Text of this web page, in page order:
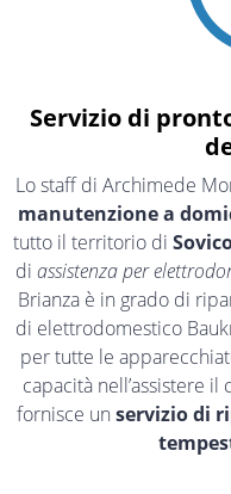
Servizio di
Lo staff di Archimede
manutenzione a
tutto il territorio di
di assistenza per
Brianza è in grado di
di elettrodomestico
per tutte le
capacità nell’assistere
fornisce un servizio di